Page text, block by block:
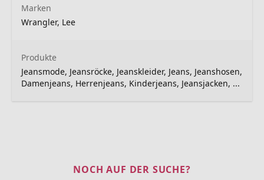
Marken
Wrangler, Lee
Produkte
Jeansmode, Jeansröcke, Jeanskleider, Jeans, Jeanshosen,
Damenjeans, Herrenjeans, Kinderjeans, Jeansjacken, ...
NOCH AUF DER SUCHE?